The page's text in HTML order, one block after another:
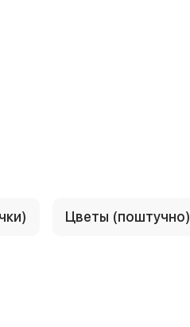
Цветы (поштучно)